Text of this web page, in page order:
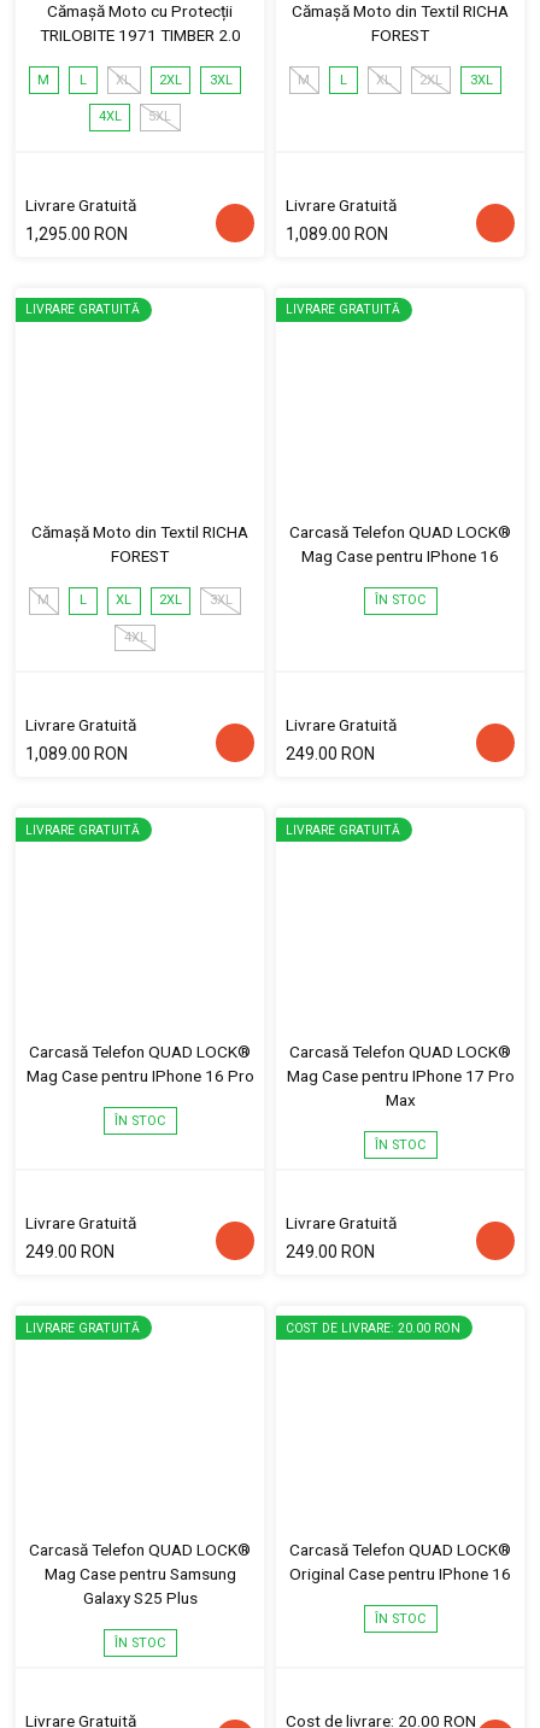
Cămașă Moto cu Protecții
TRILOBITE 1971 TIMBER 2.0
M L XL 2XL 3XL
4XL 5XL
Livrare Gratuită
1,295.00 RON
Cămașă Moto din Textil RICHA
FOREST
M L XL 2XL 3XL
Livrare Gratuită
1,089.00 RON
LIVRARE GRATUITĂ
Cămașă Moto din Textil RICHA
FOREST
M L XL 2XL 3XL
4XL
Livrare Gratuită
1,089.00 RON
LIVRARE GRATUITĂ
Carcasă Telefon QUAD LOCK®
Mag Case pentru IPhone 16
ÎN STOC
Livrare Gratuită
249.00 RON
LIVRARE GRATUITĂ
Carcasă Telefon QUAD LOCK®
Mag Case pentru IPhone 16 Pro
ÎN STOC
Livrare Gratuită
249.00 RON
LIVRARE GRATUITĂ
Carcasă Telefon QUAD LOCK®
Mag Case pentru IPhone 17 Pro
Max
ÎN STOC
Livrare Gratuită
249.00 RON
LIVRARE GRATUITĂ
Carcasă Telefon QUAD LOCK®
Mag Case pentru Samsung
Galaxy S25 Plus
ÎN STOC
Livrare Gratuită
COST DE LIVRARE: 20.00 RON
Carcasă Telefon QUAD LOCK®
Original Case pentru IPhone 16
ÎN STOC
Cost de livrare: 20.00 RON